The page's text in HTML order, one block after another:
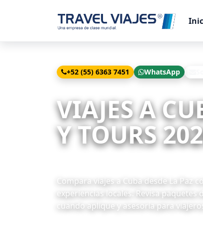
+52 (55) 6363 7451 WhatsApp
VIAJES A
Y TOURS
Compara viajes a Cuba desde La Paz
experiencias locales. Revisa
cuando aplique y asesoría para